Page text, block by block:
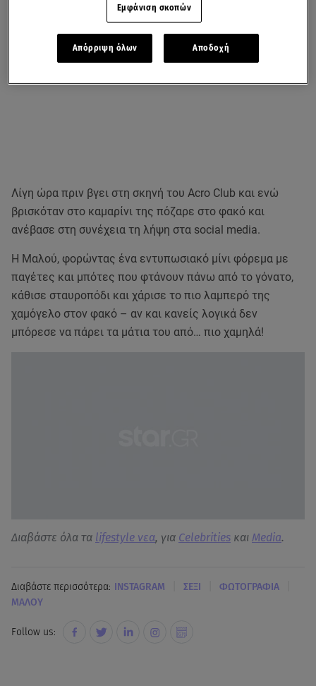
Λίγη ώρα πριν βγει στη σκηνή του Acro Club και ενώ
βρισκόταν στο καμαρίνι της πόζαρε στο φακό και
ανέβασε στη συνέχεια τη λήψη στα social media.
Η Μαλού, φορώντας ένα εντυπωσιακό μίνι φόρεμα με
παγέτες και μπότες που φτάνουν πάνω από το γόνατο,
κάθισε σταυροπόδι και χάρισε το πιο λαμπερό της
χαμόγελο στον φακό – αν και κανείς λογικά δεν
μπόρεσε να πάρει τα μάτια του από… πιο χαμηλά!
Διαβάστε όλα τα lifestyle νεα, για Celebrities και Media.
Διαβάστε περισσότερα: INSTAGRAM ΣΕΞΙ ΦΩΤΟΓΡΑΦΙΑ
ΜΑΛΟΥ
Follow us:
Εμφάνιση σκοπών
Απόρριψη όλων Αποδοχή